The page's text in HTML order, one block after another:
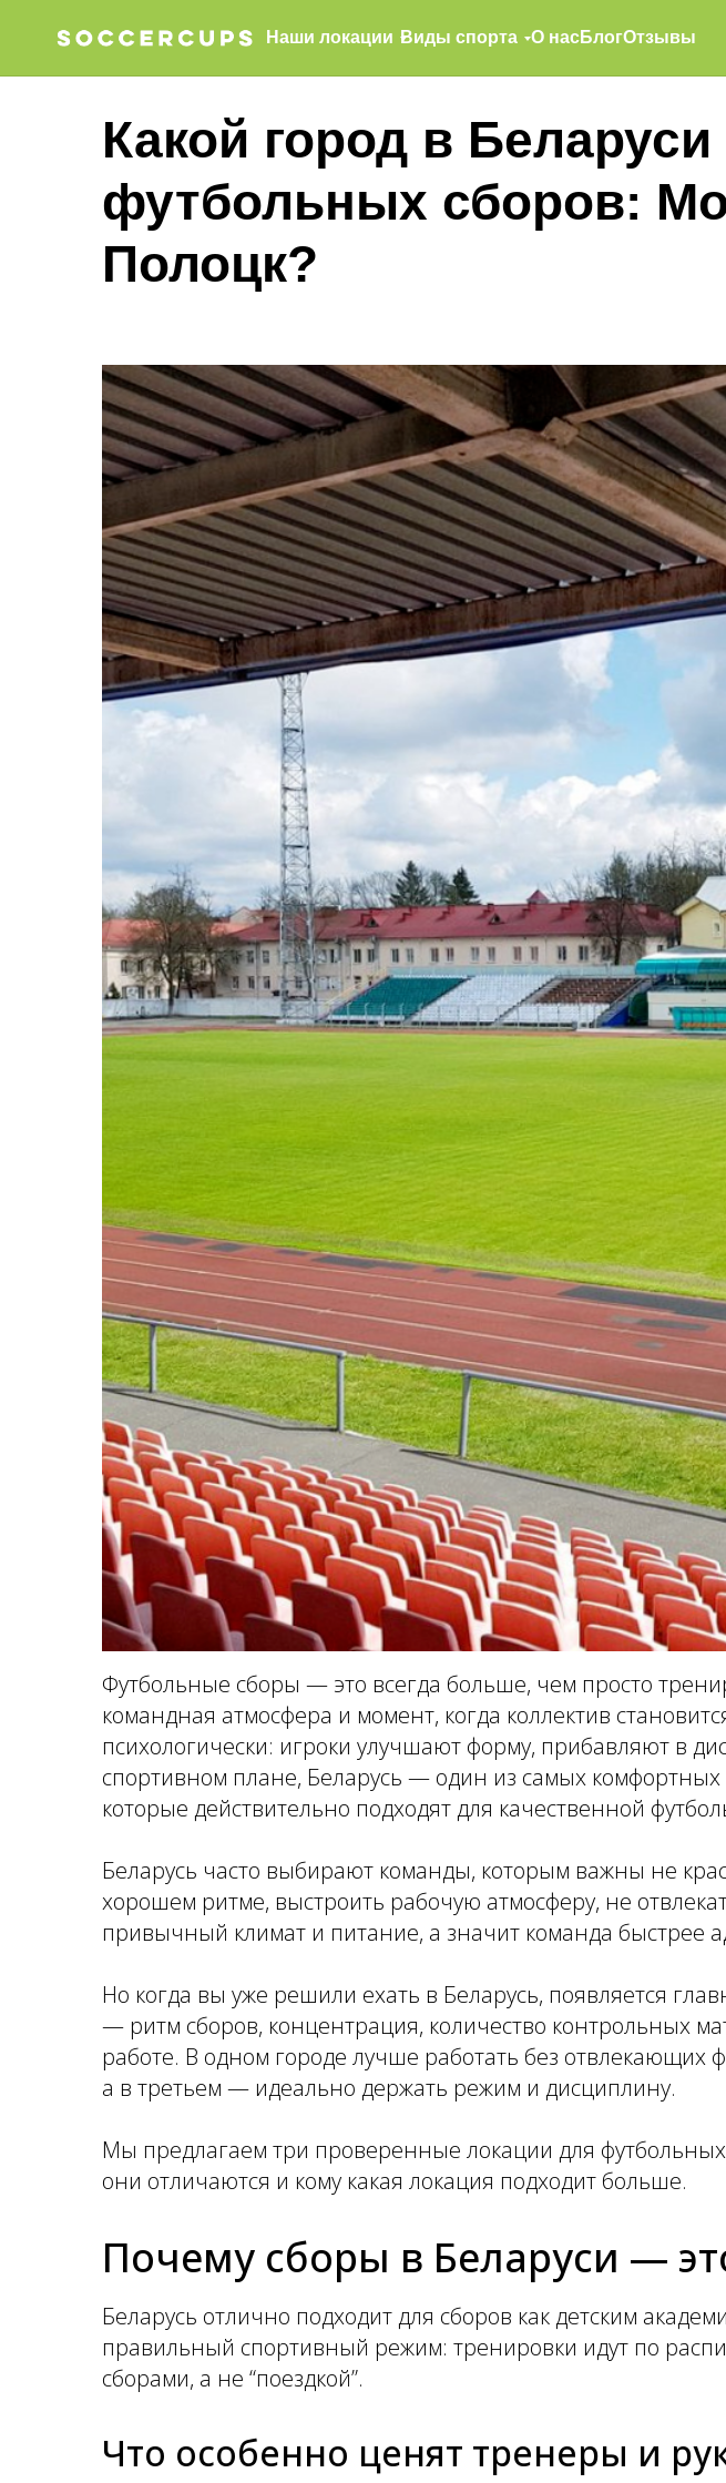
Наши локации Виды спорта О насБлогОтзывы
Какой город в
футбольных сборов:
Полоцк?
Футбольные сборы — это всегда больше, чем просто
командная атмосфера и момент, когда коллектив
психологически: игроки улучшают форму, прибавляют в
спортивном плане, Беларусь — один из самых
которые действительно подходят для качественной
Беларусь часто выбирают команды, которым важны не
хорошем ритме, выстроить рабочую атмосферу, не
привычный климат и питание, а значит команда быстрее
Но когда вы уже решили ехать в Беларусь, появляется
— ритм сборов, концентрация, количество контрольных
работе. В одном городе лучше работать без
а в третьем — идеально держать режим и дисциплину.
Мы предлагаем три проверенные локации для футбольных
они отличаются и кому какая локация подходит больше.
Почему сборы в Беларуси —
Беларусь отлично подходит для сборов как детским
правильный спортивный режим: тренировки идут по
сборами, а не “поездкой”.
Что особенно ценят тренеры и